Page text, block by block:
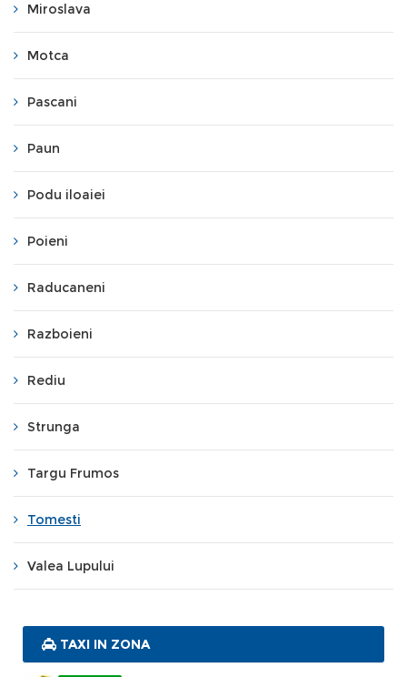
Miroslava
Motca
Pascani
Paun
Podu iloaiei
Poieni
Raducaneni
Razboieni
Rediu
Strunga
Targu Frumos
Tomesti
Valea Lupului
TAXI IN ZONA